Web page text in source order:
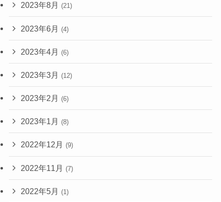
2023年8月 (21)
2023年6月 (4)
2023年4月 (6)
2023年3月 (12)
2023年2月 (6)
2023年1月 (8)
2022年12月 (9)
2022年11月 (7)
2022年5月 (1)